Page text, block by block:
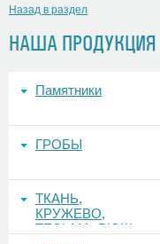
НАША ПРОДУКЦИЯ
Памятники
ГРОБЫ
ТКАНЬ,
КРУЖЕВО,
ТЕСЬМА, РЮШ
Назад в раздел